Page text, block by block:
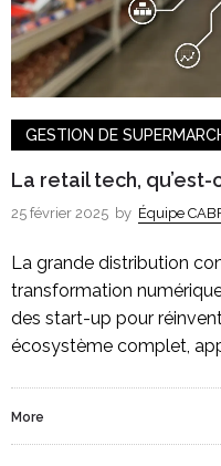
GESTION DE
La retail tech, qu’est-
25 février 2025 by Équipe
La grande distribution
transformation
des start-up pour
écosystème complet,
More